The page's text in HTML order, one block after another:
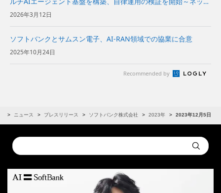
ワーク運用業務の分析から判断、実行までの自動化を推進～
2026年3月12日
ソフトバンクとサムスン電子、AI-RAN領域での協業に合意
2025年10月24日
Recommended by
ニュース プレスリリース ソフトバンク株式会社 2023年 2023年12月5日
Conduct
a
Submit